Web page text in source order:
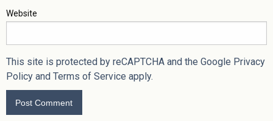
Website
This site is protected by reCAPTCHA and the Google Privacy
Policy and Terms of Service apply.